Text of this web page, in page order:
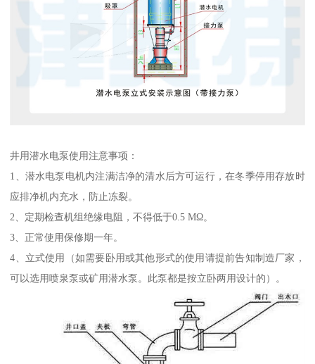
井用潜水电泵使用注意事项：
1、潜水电泵电机内注满洁净的清水后方可运行，在冬季停用存放时
应排净机内充水，防止冻裂。
2、定期检查机组绝缘电阻，不得低于0.5 MΩ。
3、正常使用保修期一年。
4、立式使用（如需要卧用或其他形式的使用请提前告知制造厂家，
可以选用喷泉泵或矿用潜水泵。此泵都是按立卧两用设计的）。